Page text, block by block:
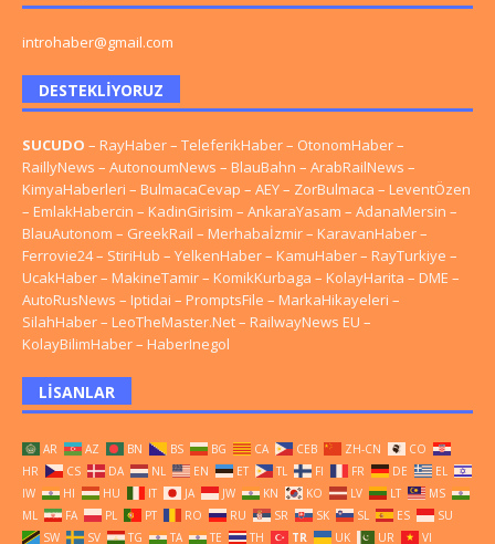
introhaber@gmail.com
DESTEKLIYORUZ
SUCUDO – RayHaber– TeleferikHaber– OtonomHaber–
RaillyNews – AutonoumNews – BlauBahn – ArabRailNews –
KimyaHaberleri – BulmacaCevap – AEY– ZorBulmaca – LeventÖzen
– EmlakHabercin – KadinGirisim – AnkaraYasam – AdanaMersin –
BlauAutonom – GreekRail – Merhabaİzmir– KaravanHaber–
Ferrovie24– StiriHub – YelkenHaber– KamuHaber– RayTurkiye –
UcakHaber– MakineTamir– KomikKurbaga – KolayHarita – DME –
AutoRusNews – Iptidai – PromptsFile – MarkaHikayeleri –
SilahHaber– LeoTheMaster.Net– RailwayNews EU –
KolayBilimHaber– HaberInegol
LISANLAR
AR AZ BN BS BG CA CEB ZH-CN
CO
HR
CS DA NL EN ET TL FI FR DE
EL
IW
HI HU IT JA JW KN KO LV LT
MS
ML
FA PL PT RO RU SR SK SL ES
SU
SW
SV TG TA TE TH TR UK UR VI